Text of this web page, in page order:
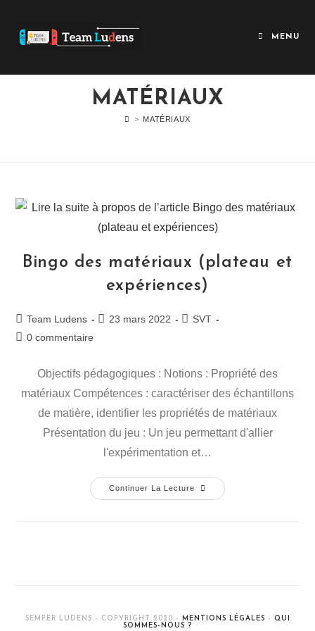
MENU
MATÉRIAUX
> MATÉRIAUX
Bingo des matériaux (plateau et
expériences)
Team Ludens 23 mars 2022
SVT
0 commentaire
Objectifs pédagogiques : Notions : Propriété des
matériaux Compétences : caractériser des échantillons
de matière, identifier les propriétés de matériaux
Présentation du jeu : Un jeu permettant d'allier
l'expérimentation et…
Continuer La Lecture
SEMPER LUDENS - COPYRIGHT 2020 - MENTIONS LÉGALES - QUI
SOMMES-NOUS ?